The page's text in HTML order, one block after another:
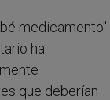
medicamento"
ha
que deberían